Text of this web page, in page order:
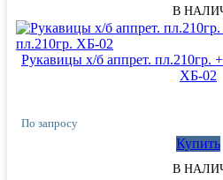
В
Рукавицы х/б аппрет. пл.210гр.
ХБ-02
По запросу
Купить
В